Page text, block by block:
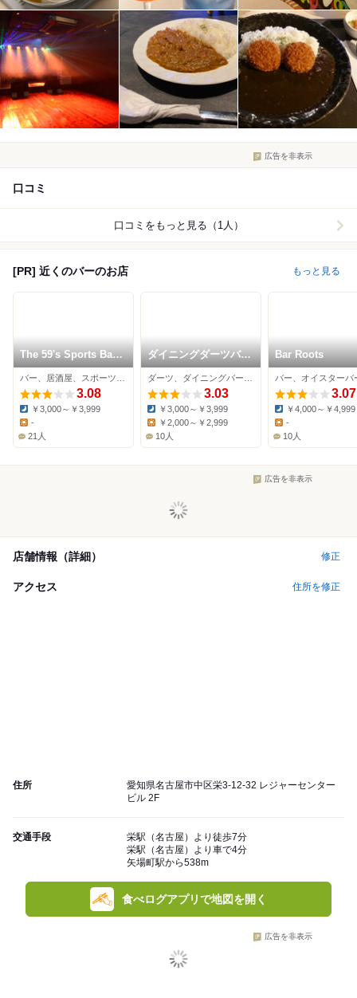
広告を非表示
口コミ
口コミをもっと見る（1人）
[PR] 近くのバーのお店 もっと見る
The 59's Sports Bar
& Diner
3.08
Dinner:
￥3,000～￥3,999
Lunch:
-
21人
ダイニングダーツバー
Bee 栄店
3.03
Dinner:
￥3,000～￥3,999
Lunch:
￥2,000～￥2,999
10人
Bar Roots
3.07
Dinner:
￥4,000～￥4,999
Lunch:
-
10人
広告を非表示
店舗情報（詳細） 修正
アクセス 住所を修正
住所
愛知県名古屋市中区栄3-12-32 レジャーセンター
ビル 2F
交通手段
栄駅（名古屋）より徒歩7分
栄駅（名古屋）より車で4分
矢場町駅から538m
食べログアプリで地図を開く
広告を非表示